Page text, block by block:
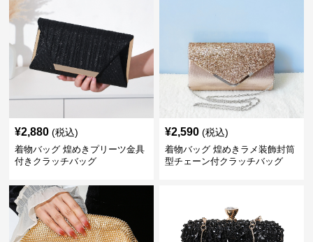
¥2,880 (税込)
着物バッグ 煌めきプリーツ金具
付きクラッチバッグ
¥2,590 (税込)
着物バッグ 煌めきラメ装飾封筒
型チェーン付クラッチバッグ